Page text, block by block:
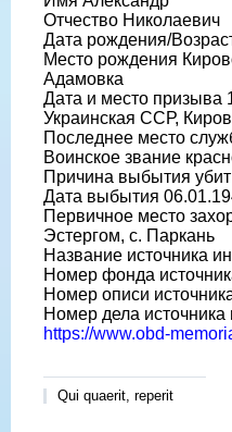
Отчество Николаевич
Дата рождения/
Место рождения
Адамовка
Дата и место призыва
Украинская ССР,
Последнее место
Воинское звание
Причина выбытия убит
Дата выбытия
Первичное место
Эстергом, с. Паркань
Название источника
Номер фонда
Номер описи
Номер дела
https://www.obd-
Qui quaerit, reperit